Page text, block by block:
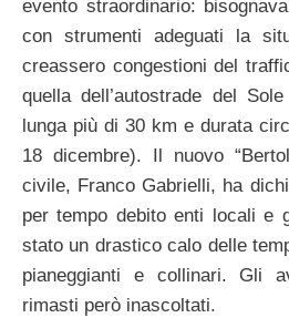
evento straordinario:
con strumenti adeguati la
creassero congestioni del
quella dell’autostrade del
lunga più di 30 km e durata
18 dicembre). Il nuovo
civile, Franco Gabrielli, ha
per tempo debito enti locali e
stato un drastico calo delle
pianeggianti e collinari. Gli
rimasti però inascoltati.